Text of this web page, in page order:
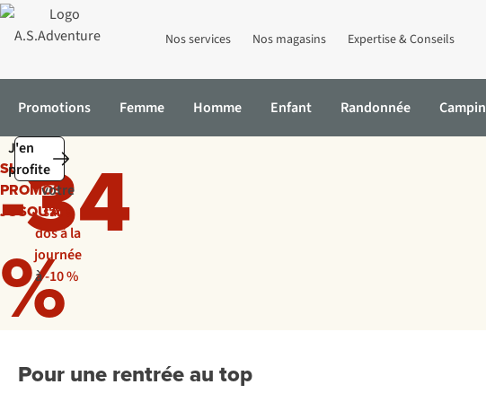
Nos services Nos magasins Expertise & Conseils
Promotions Femme Homme Enfant Randonnée
SUPER
PROMOS
JUSQU'À
-34
%
ou
votre
sac à
dos à la
journée
à-10 %
J'en
profite
Pour une rentrée au top